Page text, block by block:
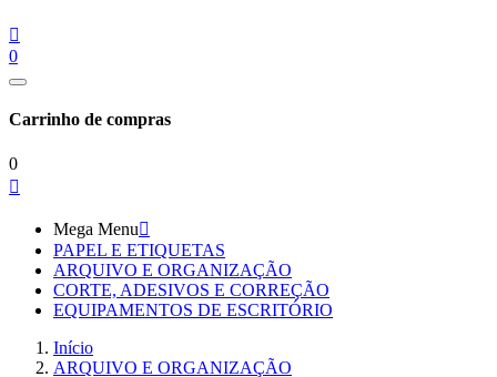

0
Carrinho de compras
0

Mega Menu
PAPEL E ETIQUETAS
ARQUIVO E ORGANIZAÇÃO
CORTE, ADESIVOS E CORREÇÃO
EQUIPAMENTOS DE ESCRITÓRIO
Início
ARQUIVO E ORGANIZAÇÃO